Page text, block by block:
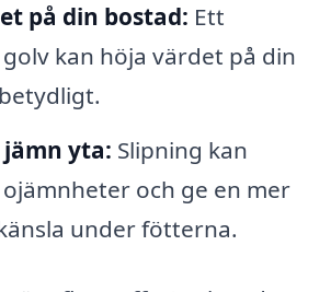
på din bostad: Ett
kan höja värdet på din
jämn yta: Slipning kan
och ge en mer
under fötterna.